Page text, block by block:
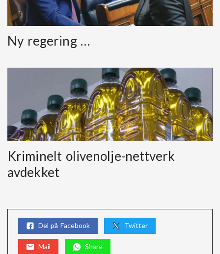
Ny regering …
Kriminelt olivenolje-nettverk
avdekket
Del på Facebook Twitter
Mail Share